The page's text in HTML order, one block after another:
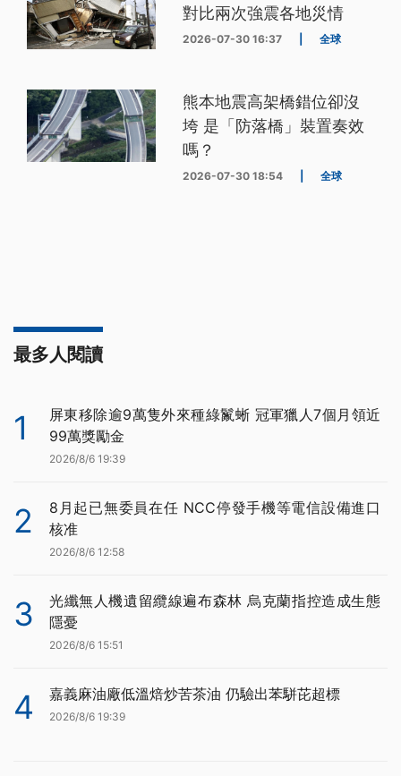
對比兩次強震各地災情
2026-07-30 16:37 全球
熊本地震高架橋錯位卻沒
垮 是「防落橋」裝置奏效
嗎？
2026-07-30 18:54 全球
最多人閱讀
1
屏東移除逾9萬隻外來種綠鬣蜥 冠軍獵人7個月領近
99萬獎勵金
2026/8/6 19:39
2
8月起已無委員在任 NCC停發手機等電信設備進口
核准
2026/8/6 12:58
3
光纖無人機遺留纜線遍布森林 烏克蘭指控造成生態
隱憂
2026/8/6 15:51
4 嘉義麻油廠低溫焙炒苦茶油 仍驗出苯駢芘超標
2026/8/6 19:39